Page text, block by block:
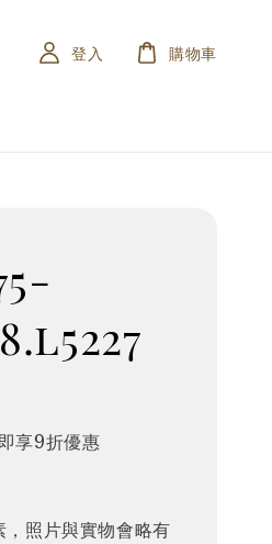
登入 購物車
享9折優惠
照片與實物會略有